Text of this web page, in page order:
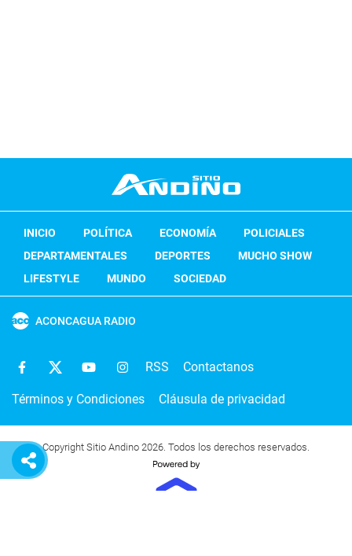
INICIO POLÍTICA ECONOMÍA
POLICIALES
DEPARTAMENTALES
DEPORTES
MUCHO SHOW
LIFESTYLE
MUNDO SOCIEDAD
ACONCAGUA RADIO
RSS Contactanos
Términos y Condiciones Cláusula de privacidad
Copyright Sitio Andino 2026. Todos los derechos reservados.